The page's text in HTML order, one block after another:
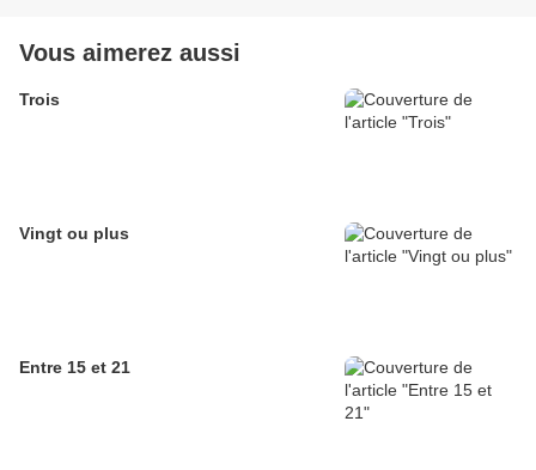
Vous aimerez aussi
Trois
Vingt ou plus
Entre 15 et 21